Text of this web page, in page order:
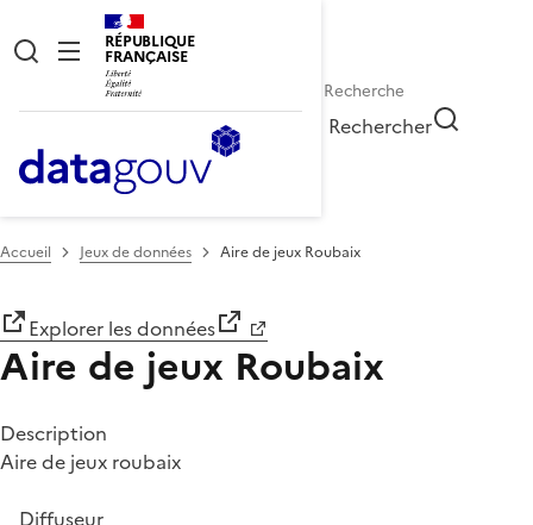
RÉPUBLIQUE
FRANÇAISE
Rechercher
Accueil Jeux de données Aire de jeux Roubaix
Explorer les données
Aire de jeux Roubaix
Description
Aire de jeux roubaix
Diffuseur